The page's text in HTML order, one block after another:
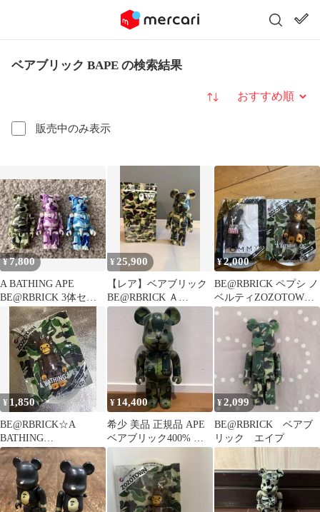
ベアブリック BAPE の検索結果
販売中のみ表示
並び替え
¥7,800
A BATHING APE
BE@RBRICK 3体セッ
¥ 25,900
【レア】ベアブリック
BE@RBRICK Ａ
BATHING APE 400%
¥2,000
BE@RBRICK ペプシ ノ
ベルティZOZOTOWN 2
点セット
¥ 1,850
BE@RBRICK☆A
BATHING
APE★pepsiNEX✖️ZOZ
O
¥ 14,400
希少 美品 正規品 APE
ベアブリック400% エ
イプ 迷彩 カモ
¥2,099
BE@RBRICK ベアブ
リック エイプ